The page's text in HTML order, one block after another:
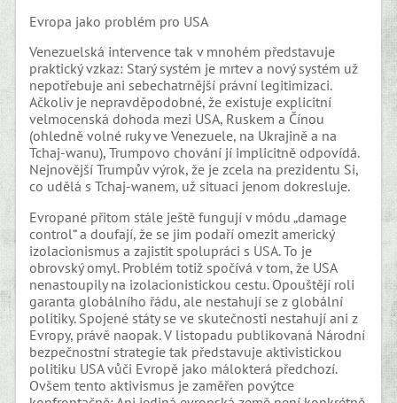
Evropa jako problém pro USA
Venezuelská intervence tak v mnohém představuje
praktický vzkaz: Starý systém je mrtev a nový systém už
nepotřebuje ani sebechatrnější právní legitimizaci.
Ačkoliv je nepravděpodobné, že existuje explicitní
velmocenská dohoda mezi USA, Ruskem a Čínou
(ohledně volné ruky ve Venezuele, na Ukrajině a na
Tchaj-wanu), Trumpovo chování jí implicitně odpovídá.
Nejnovější Trumpův výrok, že je zcela na prezidentu Si,
co udělá s Tchaj-wanem, už situaci jenom dokresluje.
Evropané přitom stále ještě fungují v módu „damage
control“ a doufají, že se jim podaří omezit americký
izolacionismus a zajistit spolupráci s USA. To je
obrovský omyl. Problém totiž spočívá v tom, že USA
nenastoupily na izolacionistickou cestu. Opouštějí roli
garanta globálního řádu, ale nestahují se z globální
politiky. Spojené státy se ve skutečnosti nestahují ani z
Evropy, právě naopak. V listopadu publikovaná Národní
bezpečnostní strategie tak představuje aktivistickou
politiku USA vůči Evropě jako málokterá předchozí.
Ovšem tento aktivismus je zaměřen povýtce